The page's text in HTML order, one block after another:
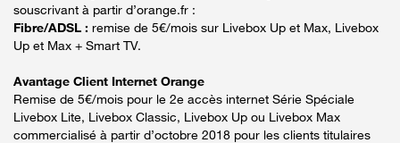
souscrivant à partir d’orange.fr :
Fibre/ADSL : remise de 5€/mois sur Livebox Up et Max, Livebox
Up et Max + Smart TV.
Avantage Client Internet Orange
Remise de 5€/mois pour le 2e accès internet Série Spéciale
Livebox Lite, Livebox Classic, Livebox Up ou Livebox Max
commercialisé à partir d’octobre 2018 pour les clients titulaires